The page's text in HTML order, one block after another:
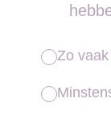
Zo vaak